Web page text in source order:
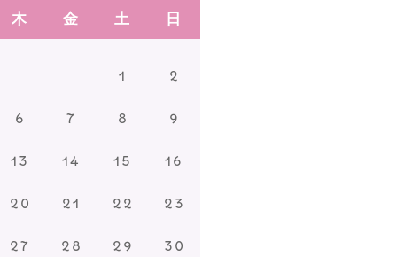
木 金 土 日
1
2
6
7 8
9
13
14 15
16
20
21 22
23
27
28 29 30